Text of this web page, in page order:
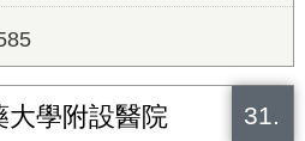
31.
大學附設醫院